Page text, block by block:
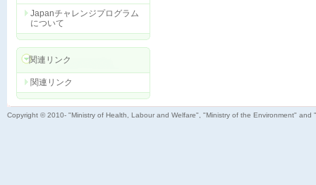
Japanチャレンジプログラム
について
関連リンク
関連リンク
Copyright © 2010- "Ministry of Health, Labour and Welfare", "Ministry of the Environment"